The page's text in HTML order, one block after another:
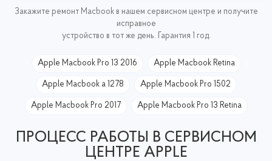
Закажите ремонт Macbook в нашем сервисном центре и получите
исправное
устройство в тот же день. Гарантия 1 год.
Apple Macbook Pro 13 2016 Apple Macbook Retina
Apple Macbook a 1278 Apple Macbook Pro 1502
Apple Macbook Pro 2017 Apple Macbook Pro 13 Retina
ПРОЦЕСС РАБОТЫ В СЕРВИСНОМ
ЦЕНТРЕ APPLE